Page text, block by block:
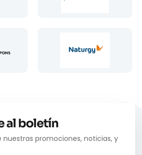
al boletín
nuestras promociones, noticias, y